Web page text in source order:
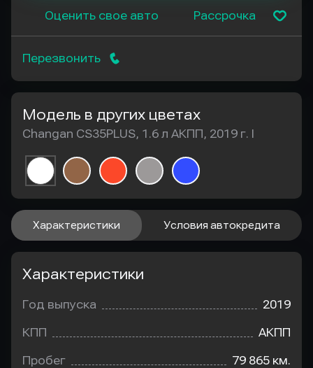
Оценить свое авто Рассрочка
Перезвонить
Модель в других цветах
Changan CS35PLUS, 1.6 л АКПП, 2019 г. I
Характеристики Условия автокредита
Характеристики
Год выпуска 2019
КПП АКПП
Пробег 79 865 км.